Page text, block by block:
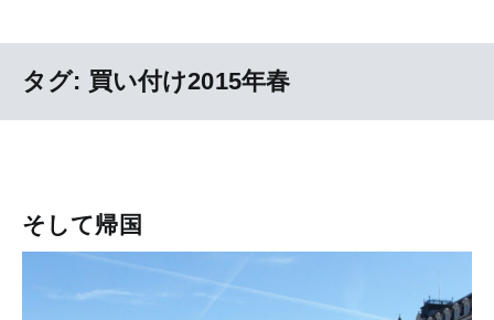
タグ: 買い付け2015年春
そして帰国